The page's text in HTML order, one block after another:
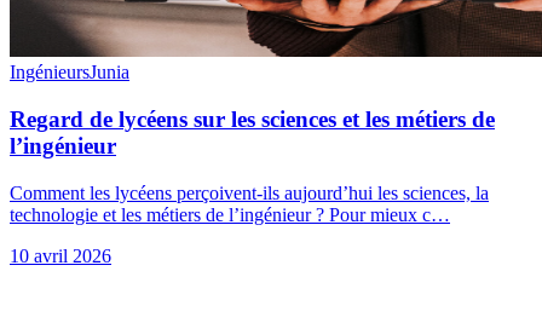
IngénieursJunia
Regard de lycéens sur les sciences et les métiers de
l’ingénieur
Comment les lycéens perçoivent-ils aujourd’hui les sciences, la
technologie et les métiers de l’ingénieur ? Pour mieux c…
10 avril 2026